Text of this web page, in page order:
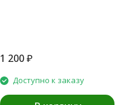
1 200₽
Доступно к заказу